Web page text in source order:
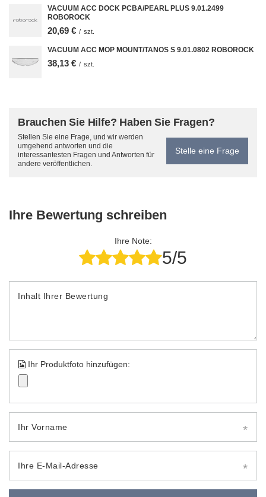
VACUUM ACC DOCK PCBA/PEARL PLUS 9.01.2499
ROBOROCK
20,69 € / szt.
VACUUM ACC MOP MOUNT/TANOS S 9.01.0802 ROBOROCK
38,13 € / szt.
Brauchen Sie Hilfe? Haben Sie Fragen?
Stellen Sie eine Frage, und wir werden
umgehend antworten und die
interessantesten Fragen und Antworten für
andere veröffentlichen.
Stelle eine Frage
Ihre Bewertung schreiben
Ihre Note:
5/5
Inhalt Ihrer Bewertung
Ihr Produktfoto hinzufügen:
Ihr Vorname
Ihre E-Mail-Adresse